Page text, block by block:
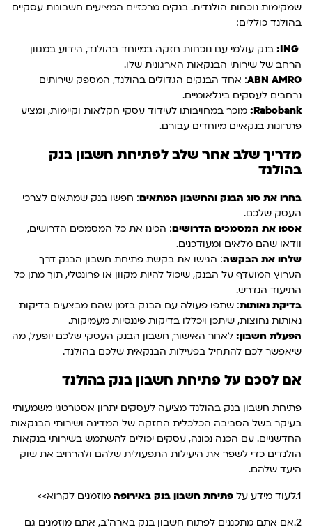
שמקימות נוכחות הולנדית. בנקים מרכזיים המציעים חשבונות עסקיים
בהולנד כוללים:
בנק עולמי עם נוכחות חזקה במיוחד בהולנד, הידוע במגוון
הרחב של שירותי הבנקאות הארגונית שלו.
ABN AMRO: אחד הבנקים הגדולים בהולנד, המספק שירותים
נרחבים לעסקים בינלאומיים.
Rabobank: מוכר במחויבותו לעידוד עסקי חקלאות וקיימות, ומציע
פתרונות בנקאיים מיוחדים עבורם.
מדריך שלב אחר שלב לפתיחת חשבון בנק
בהולנד
בחרו את סוג הבנק והחשבון המתאים: חפשו בנק שמתאים לצרכי
העסק שלכם.
אספו את המסמכים הדרושים: הכינו את כל המסמכים הדרושים,
וודאו שהם מלאים ומעודכנים.
שלחו את הבקשה: הגישו את בקשת פתיחת חשבון הבנק דרך
הערוץ המועדף על הבנק, שיכול להיות מקוון או פרונטלי, תוך מתן כל
התיעוד הנדרש.
בדיקת נאותות: שתפו פעולה עם הבנק בזמן שהם מבצעים בדיקות
נאותות נחוצות, שיתכן ויכללו בדיקות פיננסיות מעמיקות.
הפעלת חשבון: לאחר האישור, חשבון הבנק העסקי שלכם יופעל, מה
שיאפשר לכם להתחיל בפעילות הבנקאית שלכם בהולנד.
אם לסכם על פתיחת חשבון בנק בהולנד
פתיחת חשבון בנק בהולנד מציעה לעסקים יתרון אסטרטגי משמעותי
בעיקר בשל הסביבה הכלכלית החזקה של המדינה ושירותי הבנקאות
החדשניים. עם הכנה נכונה, עסקים יכולים להשתמש בשירותי בנקאות
הולנדים כדי לשפר את היעילות התפעולית שלהם ולהרחיב את שוק
היעד שלהם.
1.לעוד מידע על
פתיחת חשבון בנק באירופה מוזמנים לקרוא>>
2.אם אתם מתכננים לפתוח חשבון בנק בארה"ב, אתם מוזמנים גם